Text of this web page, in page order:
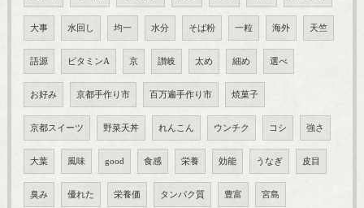
大事 水回し 均一 水分 そば粉 一粒 海外 天竺
語源 ビタミンA 京 讃岐 太め 細め 選べ
お好み 京都手作り市 百万遍手作り市 焼菓子
京都スイーツ 野菜天丼 れんこん ウンチク コシ 強さ
大葉 風味 good 食感 栄養 効能 うなぎ 皮目
臭み 優れた 栄養価 タンパク質 豊富 宮島